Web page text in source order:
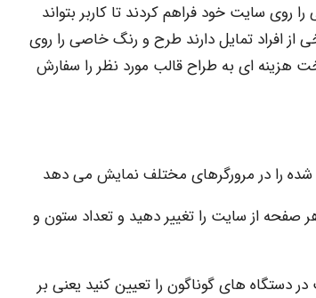
روی سایت خود فراهم کردند تا کاربر بتواند
از افراد تمایل دارند طرح و رنگ خاصی را روی
هزینه ای به طراح قالب مورد نظر را سفارش
را در مرورگرهای مختلف نمایش می دهد
از سایت را تغییر دهید و تعداد ستون و
دستگاه های گوناگون را تعیین کنید یعنی بر